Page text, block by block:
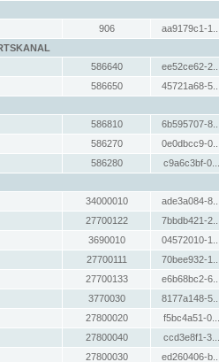
906 aa9179c1-1...
586640 ee52ce62-2...
586650 45721a68-5...
586810 6b595707-8...
586270 0e0dbcc9-0...
586280 c9a6c3bf-0...
34000010 ade3a084-8...
27700122 7bbdb421-2...
3690010 04572010-1...
27700111 70bee932-1...
27700133 e6b68bc2-6...
3770030 8177a148-5...
27800020 f5bc4a51-0...
27800040 ccd3e8f1-3...
27800030 ed260406-b...